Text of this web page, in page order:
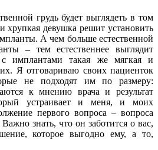
грудь будет выглядеть в том
хрупкая девушка решит установить
А чем больше естественной
– тем естественнее выглядит
имплантами такая же мягкая и
Я отговариваю своих пациенток
не подходят им по размеру:
к мнению врача и результат
устраивает и меня, и моих
первого вопроса – вопроса
знать, что он заботится о вас,
которое выгодно ему, а то,